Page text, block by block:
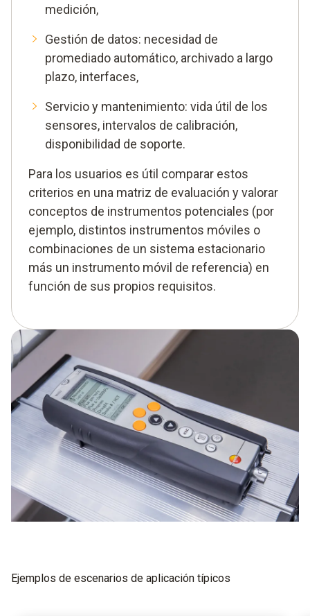
medición,
Gestión de datos: necesidad de
promediado automático, archivado a largo
plazo, interfaces,
Servicio y mantenimiento: vida útil de los
sensores, intervalos de calibración,
disponibilidad de soporte.
Para los usuarios es útil comparar estos
criterios en una matriz de evaluación y valorar
conceptos de instrumentos potenciales (por
ejemplo, distintos instrumentos móviles o
combinaciones de un sistema estacionario
más un instrumento móvil de referencia) en
función de sus propios requisitos.
Ejemplos de escenarios de aplicación típicos